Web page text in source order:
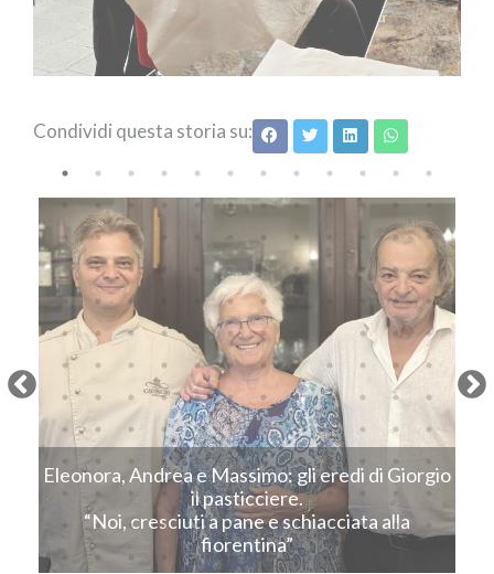
Condividi questa storia su:
Eleonora, Andrea e Massimo: gli eredi di Giorgio
il pasticciere.
“Noi, cresciuti a pane e schiacciata alla
fiorentina”
Next